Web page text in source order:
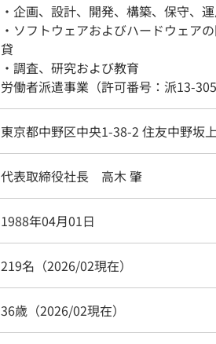
・企画、設計、開発、構築、保守、
・ソフトウェアおよびハードウェア
貸
・調査、研究および教育
労働者派遣事業（許可番号：派13-
東京都中野区中央1-38-2 住友中野坂
代表取締役社長 高木 肇
1988年04月01日
219名（2026/02現在）
36歳（2026/02現在）